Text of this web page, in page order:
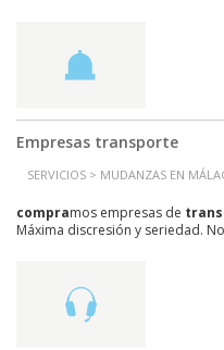
Empresas transporte
SERVICIOS > MUDANZAS EN
compramos empresas de
Máxima discresión y seriedad.